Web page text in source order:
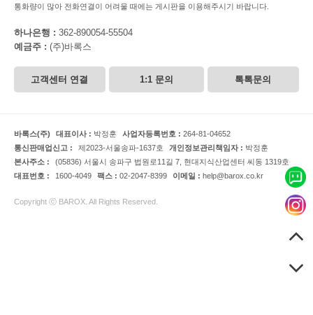
통화량이 많아 전화연결이 어려울 때에는 게시판을 이용해주시기 바랍니다.
하나은행 : 362-890054-55504
예금주 : (주)바록스
고객센터 연결 1:1 문의 톡톡문의
바록스(주) 대표이사 : 박정훈 사업자등록번호 : 264-81-04652
통신판매업신고 :
제2023-서울송파-1637호 개인정보관리책임자 : 박정훈
본사주소 :
(05836) 서울시 송파구 법원로11길 7, 현대지식산업센터 씨동 1319호
대표번호 :
1600-4049 팩스 : 02-2047-8399 이메일 : help@barox.co.kr
Copyright ⓒ BAROX. All Rights Reserved.